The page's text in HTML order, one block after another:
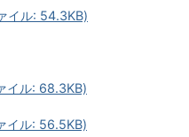
イル: 54.3KB)
イル: 68.3KB)
イル: 56.5KB)